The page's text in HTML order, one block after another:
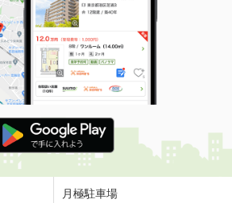
月極駐車場